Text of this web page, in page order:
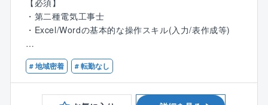
◇円滑、柔軟なプロジェクト遂行
約7,8割が自社請け案件です。設計～施工管理～保守サ
「外注さんと意思の疎通が図れていなかった」「軽微
な変更も時間がかかる」といった業界特有の問題も起
こりにくい体制です。
【詳細】
・自社内の脱水処理施設、中和施設、埋立施設、粒化
施設の設備に関する業務
・将来的にはお客様の設備保全やキュービクル設置工
事管理も
お任せします。
【必須】
・第二種電気工事士
・Excel/Wordの基本的な操作スキル(入力/表作成等)
【歓迎】
・2級電気工事施工管理技士
・1級電気工事施工管理技士
# 地域密着 # 転勤なし